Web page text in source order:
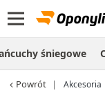
śniegowe
Powrót Akcesoria